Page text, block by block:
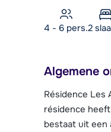
4 - 6 pers.2
Algemene
Résidence Les
résidence
bestaat uit een